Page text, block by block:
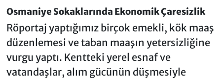
Osmaniye Sokaklarında Ekonomik Çaresizlik
Röportaj yaptığımız birçok emekli, kök maaş
düzenlemesi ve taban maaşın yetersizliğine
vurgu yaptı. Kentteki yerel esnaf ve
vatandaşlar, alım gücünün düşmesiyle